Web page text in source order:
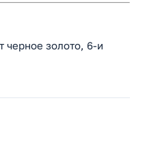
черное золото, 6-и